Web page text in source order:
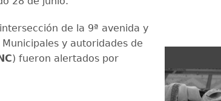
de la 9ª avenida y
y autoridades de
) fueron alertados por